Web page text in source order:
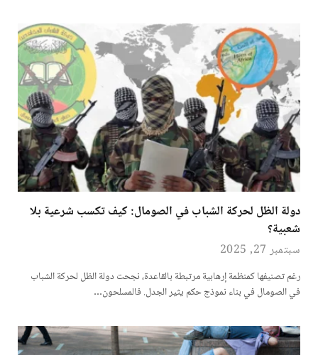
دولة الظل لحركة الشباب في الصومال: كيف تكسب شرعية بلا
شعبية؟
سبتمبر 27, 2025
رغم تصنيفها كمنظمة إرهابية مرتبطة بالقاعدة، نجحت دولة الظل لحركة الشباب
في الصومال في بناء نموذج حكم يثير الجدل. فالمسلحون…